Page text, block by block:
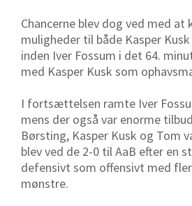
Chancerne blev dog ved med at
muligheder til både Kasper
inden Iver Fossum i det 64.
med Kasper Kusk som
I fortsættelsen ramte Iver
mens der også var enorme
Børsting, Kasper Kusk og Tom
blev ved de 2-0 til AaB efter en
defensivt som offensivt med
mønstre.